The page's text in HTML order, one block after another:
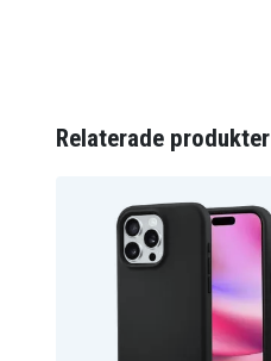
EAN / GTIN
Produkttyp
Relaterade produkter